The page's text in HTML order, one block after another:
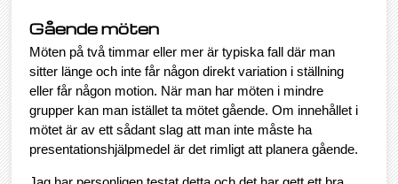
Gående möten
Möten på två timmar eller mer är typiska fall där man
sitter länge och inte får någon direkt variation i ställning
eller får någon motion. När man har möten i mindre
grupper kan man istället ta mötet gående. Om innehållet i
mötet är av ett sådant slag att man inte måste ha
presentationshjälpmedel är det rimligt att planera gående.